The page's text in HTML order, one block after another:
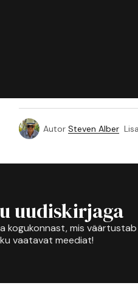
Autor Steven Alber
uudiskirjaga
kogukonnast, mis
vaatavat meediat!